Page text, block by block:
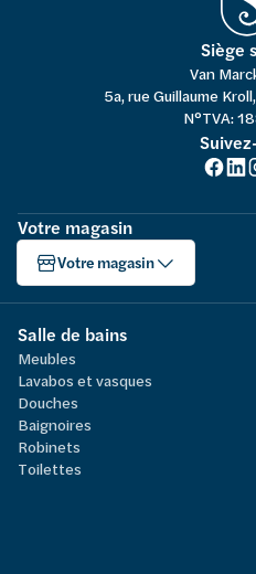
Siège
Van
5a, rue Guillaume
N°TVA:
Votre magasin
Votre magasin
Salle de bains
Meubles
Lavabos et vasques
Douches
Baignoires
Robinets
Toilettes